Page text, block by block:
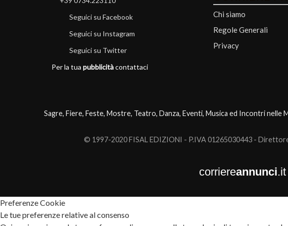
Seguici su Facebook
Seguici su Instagram
Seguici su Twitter
Per la tua pubblicitàcontattaci
Chi siamo
Regole Generali
Privacy
Sagre, Fiere, Feste, Mostre, Teatro, Danza, Eventi, Musica ed Incontri nelle
© 1997-2020 FISAL EDIZIONI - P.IVA 01265030443 -
corriereannunci.it
Preferenze Cookie
Le tue preferenze relative al consenso